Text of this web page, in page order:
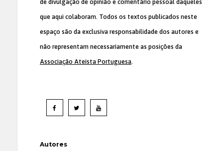
de divulgação de opinião e comentário pessoal daqueles
que aqui colaboram. Todos os textos publicados neste
espaço são da exclusiva responsabilidade dos autores e
não representam necessariamente as posições da
Associação Ateísta Portuguesa.
Autores